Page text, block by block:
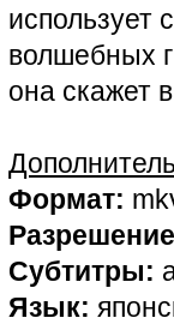
использует
волшебных
она скажет
Формат:
Субтитры:
Язык: